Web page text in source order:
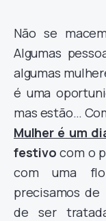
Não se
Algumas
algumas
é uma
mas estão…
Mulher é um
festivo com o
com uma
precisamos
de ser